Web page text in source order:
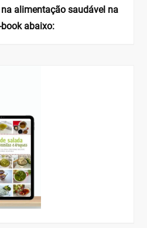
alimentação saudável na
abaixo: